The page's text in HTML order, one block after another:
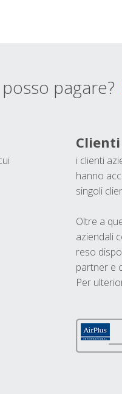
pagare?
i clienti
hanno
singoli
Oltre a
aziendali
reso
partner e
Per